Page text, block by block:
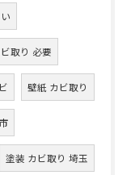
取り 必要
壁紙 カビ取り
塗装 カビ取り 埼玉